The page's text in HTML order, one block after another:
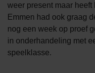
weer present maar
Emmen had ook graag
nog een week op proef
in onderhandeling met
speelklasse.